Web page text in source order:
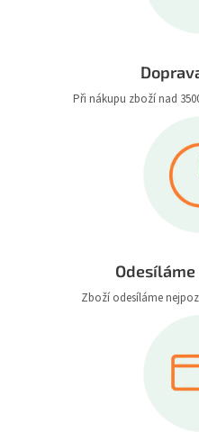
Při nákupu zboží nad
Zboží odesíláme